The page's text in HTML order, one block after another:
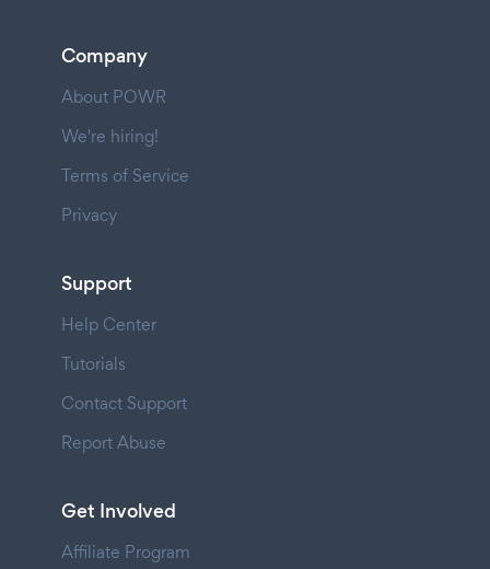
Company
About POWR
We're hiring!
Terms of Service
Privacy
Support
Help Center
Tutorials
Contact Support
Report Abuse
Get Involved
Affiliate Program